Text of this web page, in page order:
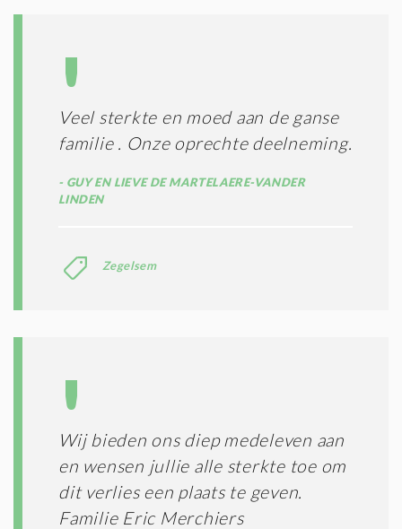
Veel sterkte en moed aan de ganse
familie . Onze oprechte deelneming.
GUY EN LIEVE DE MARTELAERE-VANDER
LINDEN
Zegelsem
Wij bieden ons diep medeleven aan
en wensen jullie alle sterkte toe om
dit verlies een plaats te geven.
Familie Eric Merchiers